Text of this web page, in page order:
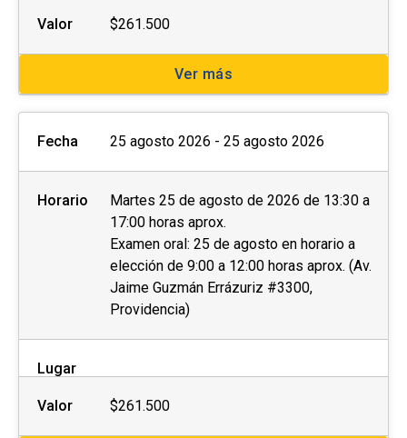
Valor $261.500
Ver más
Fecha 25 agosto 2026 - 25 agosto 2026
Horario
Martes 25 de agosto de 2026 de 13:30 a
17:00 horas aprox.
Examen oral: 25 de agosto en horario a
elección de 9:00 a 12:00 horas aprox. (Av.
Jaime Guzmán Errázuriz #3300,
Providencia)
Lugar
Valor $261.500